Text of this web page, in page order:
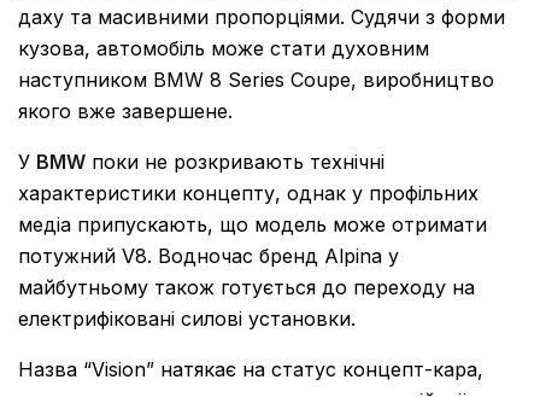
даху та масивними пропорціями. Судячи з форми
кузова, автомобіль може стати духовним
наступником BMW 8 Series Coupe, виробництво
якого вже завершене.
У BMW поки не розкривають технічні
характеристики концепту, однак у профільних
медіа припускають, що модель може отримати
потужний V8. Водночас бренд Alpina у
майбутньому також готується до переходу на
електрифіковані силові установки.
Назва “Vision” натякає на статус концепт-кара,